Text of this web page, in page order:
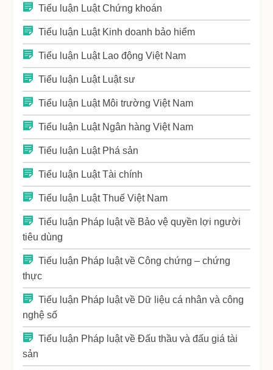
Tiểu luận Luật Chứng khoán
Tiểu luận Luật Kinh doanh bảo hiểm
Tiểu luận Luật Lao động Việt Nam
Tiểu luận Luật Luật sư
Tiểu luận Luật Môi trường Việt Nam
Tiểu luận Luật Ngân hàng Việt Nam
Tiểu luận Luật Phá sản
Tiểu luận Luật Tài chính
Tiểu luận Luật Thuế Việt Nam
Tiểu luận Pháp luật về Bảo vệ quyền lợi người
tiêu dùng
Tiểu luận Pháp luật về Công chứng – chứng
thực
Tiểu luận Pháp luật về Dữ liệu cá nhân và công
nghệ số
Tiểu luận Pháp luật về Đấu thầu và đấu giá tài
sản